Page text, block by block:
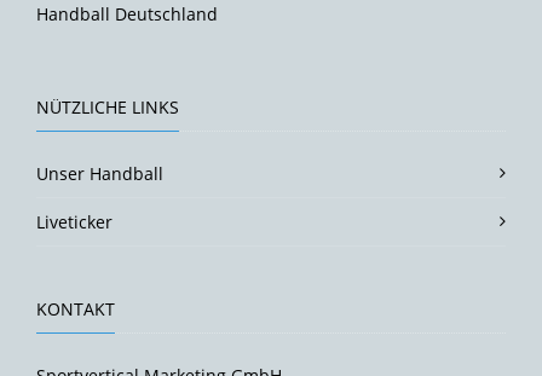
Handball Deutschland
NÜTZLICHE LINKS
Unser Handball
Liveticker
KONTAKT